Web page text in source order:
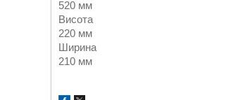
520 мм
Висота
220 мм
Ширина
210 мм